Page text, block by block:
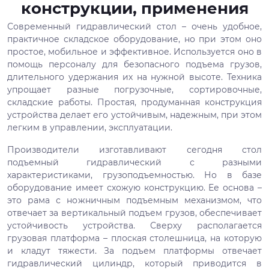
конструкции, применения
Современный гидравлический стол – очень удобное,
практичное складское оборудование, но при этом оно
простое, мобильное и эффективное. Используется оно в
помощь персоналу для безопасного подъема грузов,
длительного удержания их на нужной высоте. Техника
упрощает разные погрузочные, сортировочные,
складские работы. Простая, продуманная конструкция
устройства делает его устойчивым, надежным, при этом
легким в управлении, эксплуатации.
Производители изготавливают сегодня стол
подъемный гидравлический с разными
характеристиками, грузоподъемностью. Но в базе
оборудование имеет схожую конструкцию. Ее основа –
это рама с ножничным подъемным механизмом, что
отвечает за вертикальный подъем грузов, обеспечивает
устойчивость устройства. Сверху располагается
грузовая платформа – плоская столешница, на которую
и кладут тяжести. За подъем платформы отвечает
гидравлический цилиндр, который приводится в